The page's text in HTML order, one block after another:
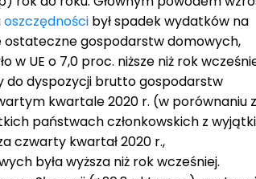
oszczędności był spadek wydatków na
ostateczne gospodarstw domowych,
w UE o 7,0 proc. niższe niż rok
do dyspozycji brutto gospodarstw
kwartale 2020 r. (w porównaniu z
państwach członkowskich z
czwarty kwartał 2020 r.,
była wyższa niż rok wcześniej.